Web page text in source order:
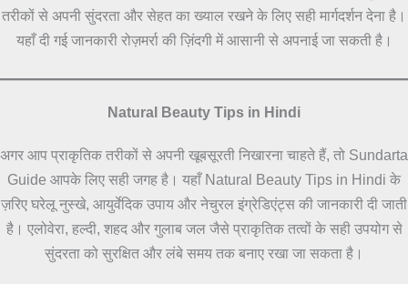
तरीकों से अपनी सुंदरता और सेहत का ख्याल रखने के लिए सही मार्गदर्शन देना है।
यहाँ दी गई जानकारी रोज़मर्रा की ज़िंदगी में आसानी से अपनाई जा सकती है।
Natural Beauty Tips in Hindi
अगर आप प्राकृतिक तरीकों से अपनी खूबसूरती निखारना चाहते हैं, तो Sundarta
Guide आपके लिए सही जगह है। यहाँ Natural Beauty Tips in Hindi के
ज़रिए घरेलू नुस्खे, आयुर्वेदिक उपाय और नेचुरल इंग्रेडिएंट्स की जानकारी दी जाती
है। एलोवेरा, हल्दी, शहद और गुलाब जल जैसे प्राकृतिक तत्वों के सही उपयोग से
सुंदरता को सुरक्षित और लंबे समय तक बनाए रखा जा सकता है।